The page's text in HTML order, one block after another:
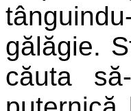
gălăgie.
căuta